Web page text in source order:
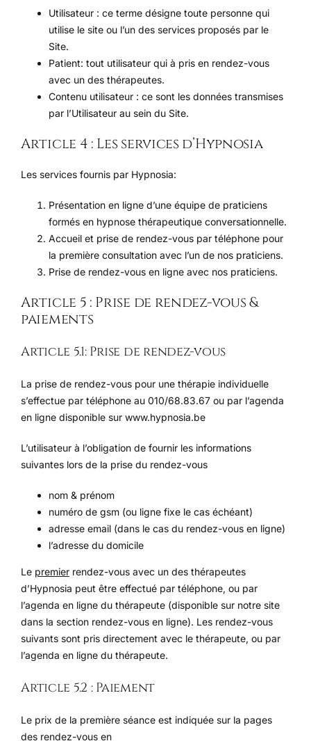
Utilisateur : ce terme désigne toute personne qui
utilise le site ou l’un des services proposés par le
Site.
Patient: tout utilisateur qui à pris en rendez-vous
avec un des thérapeutes.
Contenu utilisateur : ce sont les données transmises
par l’Utilisateur au sein du Site.
Article 4 : Les services d’Hypnosia
Les services fournis par Hypnosia:
Présentation en ligne d’une équipe de praticiens
formés en hypnose thérapeutique conversationnelle.
Accueil et prise de rendez-vous par téléphone pour
la première consultation avec l’un de nos praticiens.
Prise de rendez-vous en ligne avec nos praticiens.
Article 5 : Prise de rendez-vous &
paiements
Article 5.1: Prise de rendez-vous
La prise de rendez-vous pour une thérapie individuelle
s’effectue par téléphone au 010/68.83.67 ou par l’agenda
en ligne disponible sur www.hypnosia.be
L’utilisateur à l’obligation de fournir les informations
suivantes lors de la prise du rendez-vous
nom & prénom
numéro de gsm (ou ligne fixe le cas échéant)
adresse email (dans le cas du rendez-vous en ligne)
l’adresse du domicile
Le premier rendez-vous avec un des thérapeutes
d’Hypnosia peut être effectué par téléphone, ou par
l’agenda en ligne du thérapeute (disponible sur notre site
dans la section rendez-vous en ligne). Les rendez-vous
suivants sont pris directement avec le thérapeute, ou par
l’agenda en ligne du thérapeute.
Article 5.2 : Paiement
Le prix de la première séance est indiquée sur la pages
des rendez-vous en